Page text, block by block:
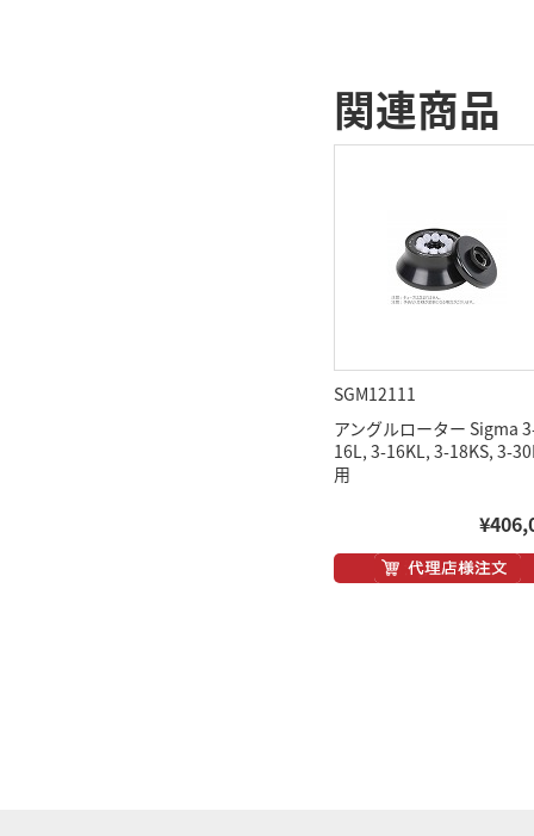
関連商品
SGM12111
アングルローター Sigma
16L, 3-16KL, 3-18KS, 3-
用